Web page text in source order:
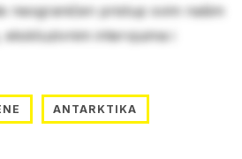
neograničen pristup svim našim
intervjuima i
ANTARKTIKA